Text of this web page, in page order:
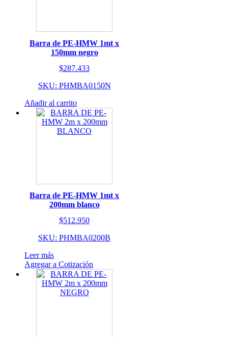
Barra de PE-HMW 1mt x
150mm negro
$287.433
SKU: PHMBA0150N
Añadir al carrito
Barra de PE-HMW 1mt x
200mm blanco
$512.950
SKU: PHMBA0200B
Leer más
Agregar a Cotización